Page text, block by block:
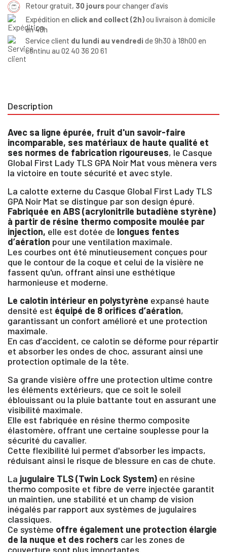
Retour gratuit, 30 jourspour changer d’avis
Expédition en click and collect (2h)ou livraison à domicile
en 48h
Service client du lundi au vendredi de 9h30 à 18h00 en
continu au 02 40 36 20 61
Description
Avec sa ligne épurée, fruit d'un savoir-faire
incomparable, ses matériaux de haute qualité et
ses normes de fabrication rigoureuses, le Casque
Global First Lady TLS GPA Noir Mat vous mènera vers
la victoire en toute sécurité et avec style.
La calotte externe du Casque Global First Lady TLS
GPA Noir Mat se distingue par son design épuré.
Fabriquée en ABS (acrylonitrile butadiène styrène)
à partir de résine thermo composite moulée par
injection, elle est dotée de longues fentes
d’aération pour une ventilation maximale.
Les courbes ont été minutieusement conçues pour
que le contour de la coque et celui de la visière ne
fassent qu'un, offrant ainsi une esthétique
harmonieuse et moderne.
Le calotin intérieur en polystyrène expansé haute
densité est équipé de 8 orifices d’aération,
garantissant un confort amélioré et une protection
maximale.
En cas d’accident, ce calotin se déforme pour répartir
et absorber les ondes de choc, assurant ainsi une
protection optimale de la tête.
Sa grande visière offre une protection ultime contre
les éléments extérieurs, que ce soit le soleil
éblouissant ou la pluie battante tout en assurant une
visibilité maximale.
Elle est fabriquée en résine thermo composite
élastomère, offrant une certaine souplesse pour la
sécurité du cavalier.
Cette flexibilité lui permet d'absorber les impacts,
réduisant ainsi le risque de blessure en cas de chute.
La jugulaire TLS (Twin Lock System) en résine
thermo composite et fibre de verre injectée garantit
un maintien, une stabilité et un champ de vision
inégalés par rapport aux systèmes de jugulaires
classiques.
Ce système offre également une protection élargie
de la nuque et des rochers car les zones de
couverture sont plus importantes.
×